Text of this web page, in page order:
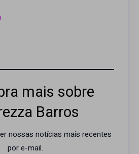
mais sobre
Barros
nossas notícias mais recentes
por e-mail.